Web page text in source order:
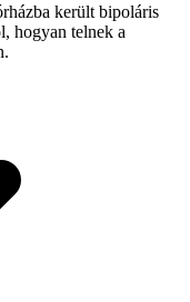
került bipoláris
hogyan telnek a